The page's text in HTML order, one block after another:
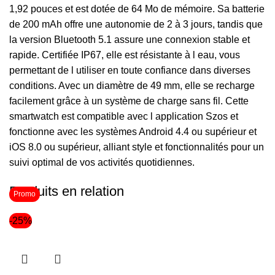
1,92 pouces et est dotée de 64 Mo de mémoire. Sa batterie
de 200 mAh offre une autonomie de 2 à 3 jours, tandis que
la version Bluetooth 5.1 assure une connexion stable et
rapide. Certifiée IP67, elle est résistante à l eau, vous
permettant de l utiliser en toute confiance dans diverses
conditions. Avec un diamètre de 49 mm, elle se recharge
facilement grâce à un système de charge sans fil. Cette
smartwatch est compatible avec l application Szos et
fonctionne avec les systèmes Android 4.4 ou supérieur et
iOS 8.0 ou supérieur, alliant style et fonctionnalités pour un
suivi optimal de vos activités quotidiennes.
Produits en relation
-25%
Promo